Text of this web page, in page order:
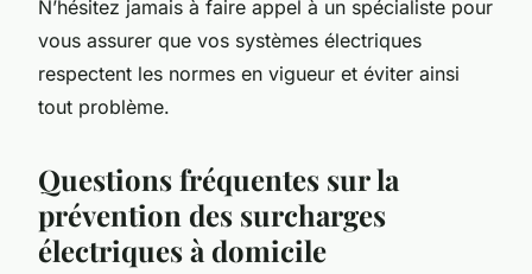
N’hésitez jamais à faire appel à un spécialiste pour
vous assurer que vos systèmes électriques
respectent les normes en vigueur et éviter ainsi
tout problème.
Questions fréquentes sur la
prévention des surcharges
électriques à domicile